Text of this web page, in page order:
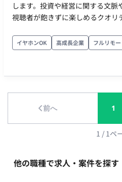
します。投資や経営に関する文脈
視聴者が飽きずに楽しめるクオ
る撮影データ（MP4形式）をも
当していただきます。 ・メイン動画（週1本程度）およびショ
ート動画（週3本程度）の編集
効果音・BGMの追加 ・話してい
まして、対応可能かご確認くださ
https://www.youtube.com/
https://youtu.be/
https://www.instagram.com/reel/
イヤホンOK 高成長企業 フルリモー
前へ 1
1 / 1ペ
他の職種で求人・案件を探す